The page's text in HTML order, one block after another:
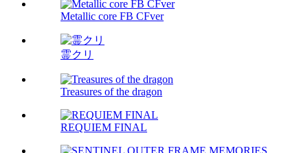
Metallic core FB CFver
霊クリ
Treasures of the dragon
REQUIEM FINAL